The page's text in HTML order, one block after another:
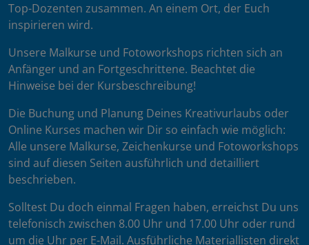
Top-Dozenten zusammen. An einem Ort, der Euch
inspirieren wird.
Unsere Malkurse und Fotoworkshops richten sich an
Anfänger und an Fortgeschrittene. Beachtet die
Hinweise bei der Kursbeschreibung!
Die Buchung und Planung Deines Kreativurlaubs oder
Online Kurses machen wir Dir so einfach wie möglich:
Alle unsere Malkurse, Zeichenkurse und Fotoworkshops
sind auf diesen Seiten ausführlich und detailliert
beschrieben.
Solltest Du doch einmal Fragen haben, erreichst Du uns
telefonisch zwischen 8.00 Uhr und 17.00 Uhr oder rund
um die Uhr per E-Mail. Ausführliche Materiallisten direkt